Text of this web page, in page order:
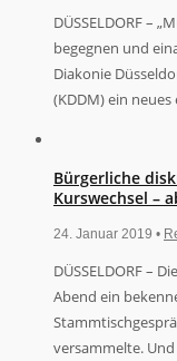
DÜSSELDORF –
begegnen und
Diakonie
(KDDM) ein
Bürgerliche
Kurswechsel –
24. Januar 2019 •
DÜSSELDORF –
Abend ein
versammelte.